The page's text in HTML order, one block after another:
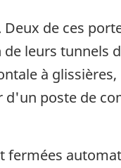
de ces
de leurs tunnels
à glissières,
d'un poste de
fermées